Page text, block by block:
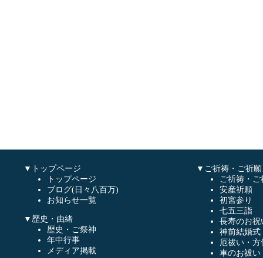
▼トップページ
トップページ
ブログ(日々八百万)
お知らせ一覧
▼歴史・由緒
歴史・ご祭神
年中行事
メディア掲載
▼ご祈祷・ご祈願
ご祈祷・
安産祈願
初宮参り
七五三詣
長寿のお祝
神前結婚式
厄祓い・方
車のお祓い